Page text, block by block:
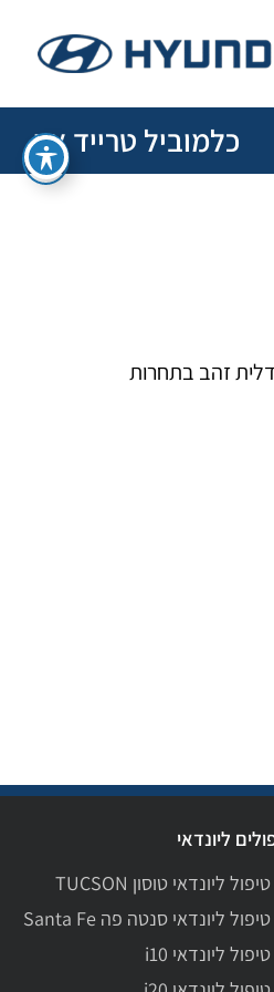
כלמוביל טרייד אין
זהב בתחרות
ליונדאי
טיפול ליונדאי טוסון TUCSON
טיפול ליונדאי סנטה פה Santa Fe
טיפול ליונדאי i10